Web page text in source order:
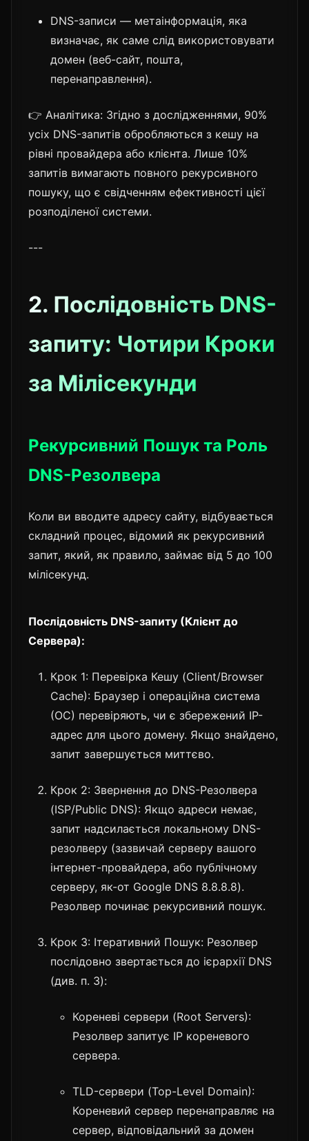
DNS-записи — метаінформація, яка
визначає, як саме слід використовувати
домен (веб-сайт, пошта,
перенаправлення).
👉 Аналітика: Згідно з дослідженнями, 90%
усіх DNS-запитів обробляються з кешу на
рівні провайдера або клієнта. Лише 10%
запитів вимагають повного рекурсивного
пошуку, що є свідченням ефективності цієї
розподіленої системи.
---
2. Послідовність DNS-
запиту: Чотири Кроки
за Мілісекунди
Рекурсивний Пошук та Роль
DNS-Резолвера
Коли ви вводите адресу сайту, відбувається
складний процес, відомий як рекурсивний
запит, який, як правило, займає від 5 до 100
мілісекунд.
Послідовність DNS-запиту (Клієнт до
Сервера):
Крок 1: Перевірка Кешу (Client/Browser
Cache): Браузер і операційна система
(ОС) перевіряють, чи є збережений IP-
адрес для цього домену. Якщо знайдено,
запит завершується миттєво.
Крок 2: Звернення до DNS-Резолвера
(ISP/Public DNS): Якщо адреси немає,
запит надсилається локальному DNS-
резолверу (зазвичай серверу вашого
інтернет-провайдера, або публічному
серверу, як-от Google DNS 8.8.8.8).
Резолвер починає рекурсивний пошук.
Крок 3: Ітеративний Пошук: Резолвер
послідовно звертається до ієрархії DNS
(див. п. 3):
Кореневі сервери (Root Servers):
Резолвер запитує IP кореневого
сервера.
TLD-сервери (Top-Level Domain):
Кореневий сервер перенаправляє на
сервер, відповідальний за домен